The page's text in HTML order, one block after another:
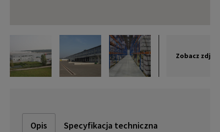
Zobacz
Opis Specyfikacja techniczna